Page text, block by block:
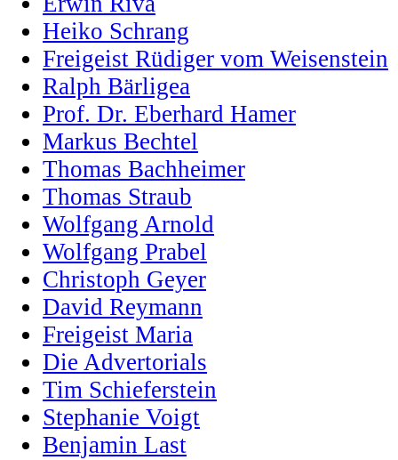
Heiko Schrang
Freigeist Rüdiger vom Weisenstein
Ralph Bärligea
Prof. Dr. Eberhard Hamer
Markus Bechtel
Thomas Bachheimer
Thomas Straub
Wolfgang Arnold
Wolfgang Prabel
Christoph Geyer
David Reymann
Freigeist Maria
Die Advertorials
Tim Schieferstein
Stephanie Voigt
Benjamin Last